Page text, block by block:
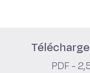
PDF -